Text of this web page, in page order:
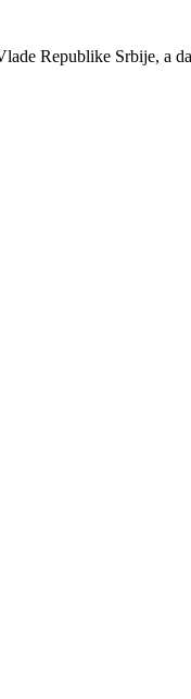
Republike Srbije,